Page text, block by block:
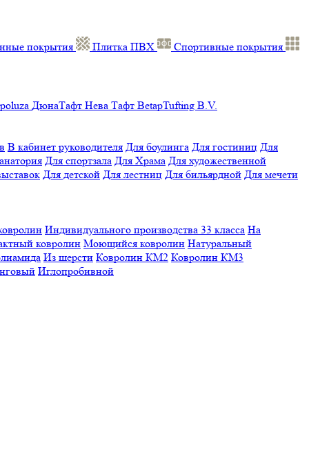
покрытия Плитка ПВХ
Спортивные покрытия
ДюнаТафт Нева Тафт BetapTufting B.V.
В кабинет руководителя Для боулинга Для гостиниц Для
Для спортзала Для Храма Для художественной
Для детской Для лестниц Для бильярдной Для мечети
Индивидуального производства 33 класса На
ковролин Моющийся ковролин Натуральный
Из шерсти Ковролин КМ2 Ковролин КМ3
Иглопробивной